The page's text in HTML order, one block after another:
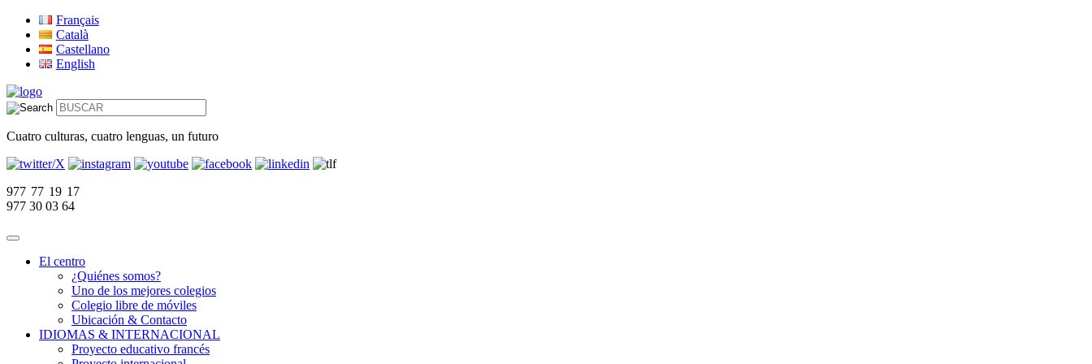
Français
Català
Castellano
English
Cuatro culturas, cuatro lenguas, un futuro
977 77 19 17
977 30 03 64
El centro
¿Quiénes somos?
Uno de los mejores colegios
Colegio libre de móviles
Ubicación & Contacto
IDIOMAS & INTERNACIONAL
Proyecto educativo francés